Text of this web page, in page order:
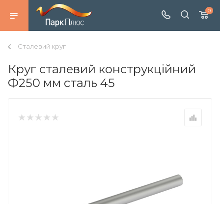
0
Сталевий круг
Круг сталевий конструкційний
Ф250 мм сталь 45